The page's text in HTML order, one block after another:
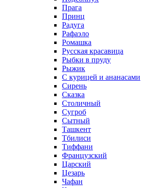
Прага
Принц
Радуга
Рафаэло
Ромашка
Русская красавица
Рыбки в пруду
Рыжик
С курицей и ананасами
Сирень
Сказка
Столичный
Сугроб
Сытный
Ташкент
Тбилиси
Тиффани
Французский
Царский
Цезарь
Чафан